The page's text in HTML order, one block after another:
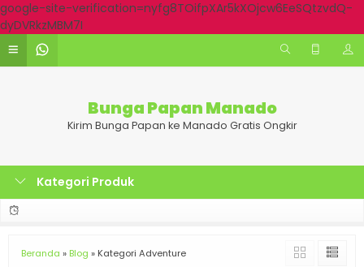
google-site-verification=nyfg8TOifpXAr5kXOjcw6EeSQtzvdQ-
dyDVRkzMBM7I
Bunga Papan Manado
Kirim Bunga Papan ke Manado Gratis Ongkir
Kategori Produk
Beranda » Blog » Kategori Adventure